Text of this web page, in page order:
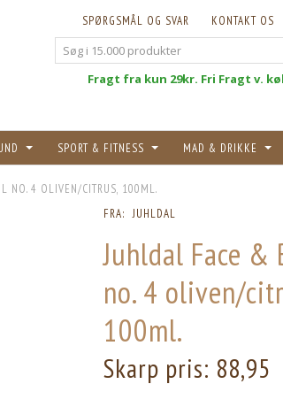
KONTAKT OS
SPØRGSMÅL OG SVAR
Fragt fra kun 29kr. Fri Fragt v.
SPORT & FITNESS MAD & DRIKKE
NO. 4 OLIVEN/CITRUS, 100ML.
FRA: JUHLDAL
Juhldal Face &
no. 4 oliven/
100ml.
Skarp pris: 88,95